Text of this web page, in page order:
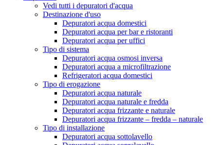
Vedi tutti i depuratori d'acqua
Destinazione d'uso
Depuratori acqua domestici
Depuratori acqua per bar e ristoranti
Depuratori acqua per uffici
Tipo di sistema
Depuratori acqua osmosi inversa
Depuratori acqua a microfiltrazione
Refrigeratori acqua domestici
Tipo di erogazione
Depuratori acqua naturale
Depuratori acqua naturale e fredda
Depuratori acqua frizzante e naturale
Depuratori acqua frizzante – fredda – naturale
Tipo di installazione
Depuratori acqua sottolavello